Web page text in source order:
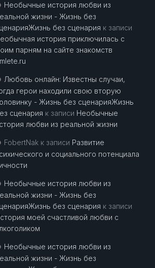
Необычные история любви из
жизни - Жизнь без
без сценария к записи
история приключилась с
парням на сайте знакомств
Любовь онлайн: Известны случаи,
герои находили свою вторую
- Жизнь без сценарияЖизнь
сценария к записи Необычные
любви из реальной жизни
FobertNak к записи Развитие
и социального потенциала
Необычные история любви из
жизни - Жизнь без
без сценария к записи
моей счастливой любви с
Необычные история любви из
жизни - Жизнь без